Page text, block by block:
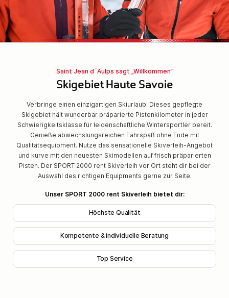
Saint Jean d´Aulps sagt „Willkommen“
Skigebiet Haute Savoie
Verbringe einen einzigartigen Skiurlaub: Dieses gepflegte
Skigebiet hält wunderbar präparierte Pistenkilometer in jeder
Schwierigkeitsklasse für leidenschaftliche Wintersportler bereit.
Genieße abwechslungsreichen Fahrspaß ohne Ende mit
Qualitätsequipment. Nutze das sensationelle Skiverleih-Angebot
und kurve mit den neuesten Skimodellen auf frisch präparierten
Pisten. Der SPORT 2000 rent Skiverleih vor Ort steht dir bei der
Auswahl des richtigen Equipments gerne zur Seite.
Unser SPORT 2000 rent Skiverleih bietet dir:
Höchste Qualität
Kompetente & individuelle Beratung
Top Service